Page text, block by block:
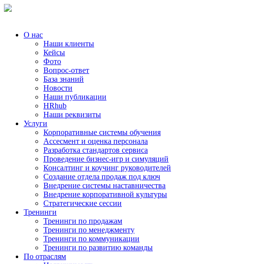
О нас
Наши клиенты
Кейсы
Фото
Вопрос-ответ
База знаний
Новости
Наши публикации
HRhub
Наши реквизиты
Услуги
Корпоративные системы обучения
Ассесмент и оценка персонала
Разработка стандартов сервиса
Проведение бизнес-игр и симуляций
Консалтинг и коучинг руководителей
Создание отдела продаж под ключ
Внедрение системы наставничества
Внедрение корпоративной культуры
Стратегические сессии
Тренинги
Тренинги по продажам
Тренинги по менеджменту
Тренинги по коммуникации
Тренинги по развитию команды
По отраслям